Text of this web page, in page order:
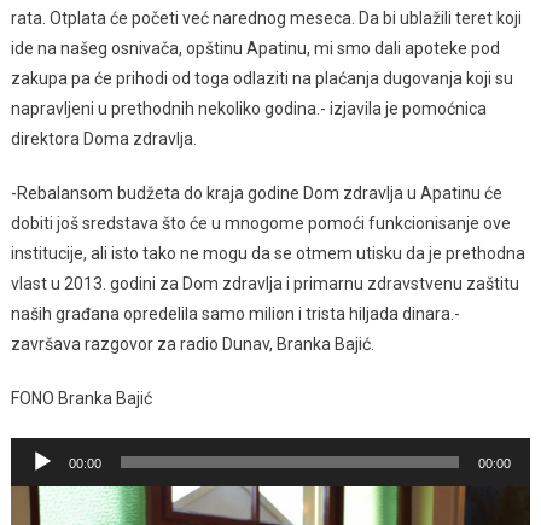
rata. Otplata će početi već narednog meseca. Da bi ublažili teret koji
ide na našeg osnivača, opštinu Apatinu, mi smo dali apoteke pod
zakupa pa će prihodi od toga odlaziti na plaćanja dugovanja koji su
napravljeni u prethodnih nekoliko godina.- izjavila je pomoćnica
direktora Doma zdravlja.
-Rebalansom budžeta do kraja godine Dom zdravlja u Apatinu će
dobiti još sredstava što će u mnogome pomoći funkcionisanje ove
institucije, ali isto tako ne mogu da se otmem utisku da je prethodna
vlast u 2013. godini za Dom zdravlja i primarnu zdravstvenu zaštitu
naših građana opredelila samo milion i trista hiljada dinara.-
završava razgovor za radio Dunav, Branka Bajić.
FONO Branka Bajić
Pregledač
zapisa
00:00 00:00